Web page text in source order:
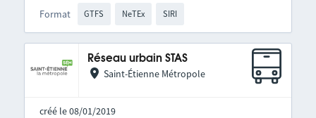
Format GTFS NeTEx SIRI
Réseau urbain STAS
Saint-Étienne Métropole
créé le 08/01/2019